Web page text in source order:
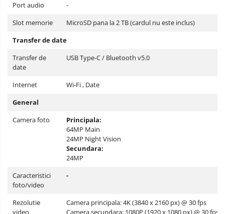
Port audio
-
Slot memorie
MicroSD pana la 2 TB (cardul nu este inclus)
Transfer de date
Transfer de
date
USB Type-C / Bluetooth v5.0
Internet
Wi-Fi , Date
General
Camera foto
Principala:
64MP Main
24MP Night Vision
Secundara:
24MP
Caracteristici
foto/video
-
Rezolutie
video
Camera principala: 4K (3840 x 2160 px) @ 30 fps
Camera secundara: 1080P (1920 x 1080 px) @ 30 fps